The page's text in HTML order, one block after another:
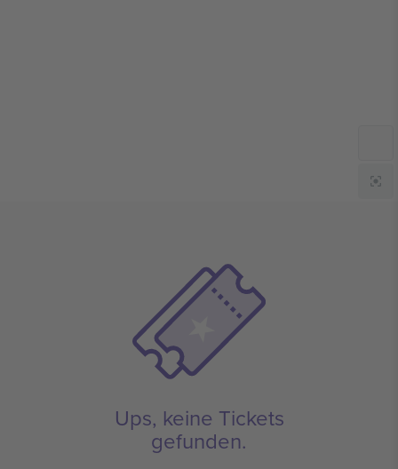
Ups, keine Tickets
gefunden.